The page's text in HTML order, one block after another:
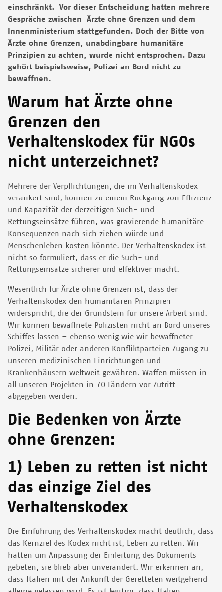
einschränkt. Vor dieser Entscheidung hatten mehrere
Gespräche zwischen Ärzte ohne Grenzen und dem
Innenministerium stattgefunden. Doch der Bitte von
Ärzte ohne Grenzen, unabdingbare humanitäre
Prinzipien zu achten, wurde nicht entsprochen. Dazu
gehört beispielsweise, Polizei an Bord nicht zu
bewaffnen.
Warum hat Ärzte ohne
Grenzen den
Verhaltenskodex für NGOs
nicht unterzeichnet?
Mehrere der Verpflichtungen, die im Verhaltenskodex
verankert sind, können zu einem Rückgang von Effizienz
und Kapazität der derzeitigen Such- und
Rettungseinsätze führen, was gravierende humanitäre
Konsequenzen nach sich ziehen würde und
Menschenleben kosten könnte. Der Verhaltenskodex ist
nicht so formuliert, dass er die Such- und
Rettungseinsätze sicherer und effektiver macht.
Wesentlich für Ärzte ohne Grenzen ist, dass der
Verhaltenskodex den humanitären Prinzipien
widerspricht, die der Grundstein für unsere Arbeit sind.
Wir können bewaffnete Polizisten nicht an Bord unseres
Schiffes lassen – ebenso wenig wie wir bewaffneter
Polizei, Militär oder anderen Konfliktparteien Zugang zu
unseren medizinischen Einrichtungen und
Krankenhäusern weltweit gewähren. Waffen müssen in
all unseren Projekten in 70 Ländern vor Zutritt
abgegeben werden.
Die Bedenken von Ärzte
ohne Grenzen:
1) Leben zu retten ist nicht
das einzige Ziel des
Verhaltenskodex
Die Einführung des Verhaltenskodex macht deutlich, dass
das Kernziel des Kodex nicht ist, Leben zu retten. Wir
hatten um Anpassung der Einleitung des Dokuments
gebeten, sie blieb aber unverändert. Wir erkennen an,
dass Italien mit der Ankunft der Geretteten weitgehend